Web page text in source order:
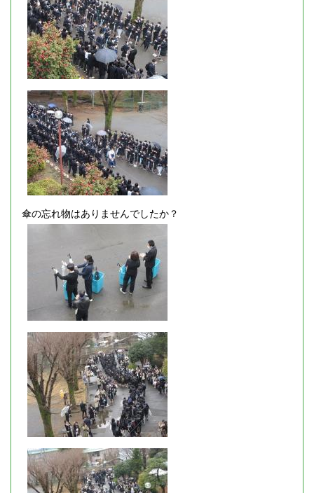
傘の忘れ物はありませんでしたか？